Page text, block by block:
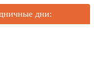
дни: